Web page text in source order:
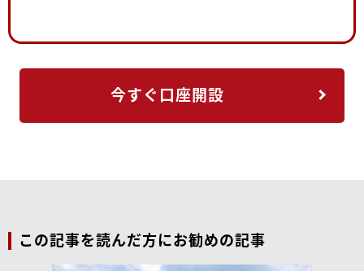
今すぐ口座開設
この記事を読んだ方にお勧めの記事